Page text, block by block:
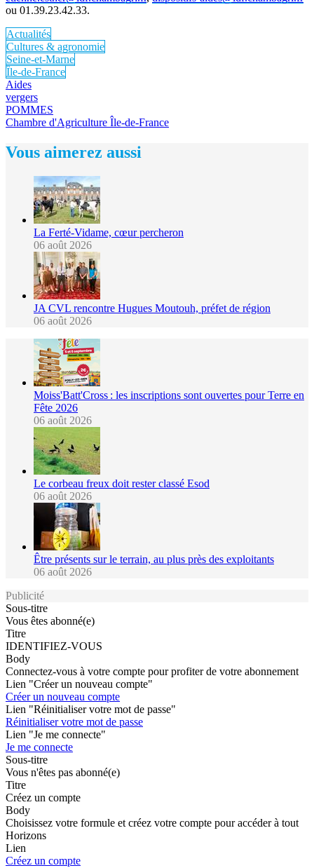
ou 01.39.23.42.33.
Actualités
Cultures & agronomie
Seine-et-Marne
Île-de-France
Aides
vergers
POMMES
Chambre d'Agriculture Île-de-France
Vous aimerez aussi
La Ferté-Vidame, cœur percheron
06 août 2026
JA CVL rencontre Hugues Moutouh, préfet de région
06 août 2026
Moiss'Batt'Cross : les inscriptions sont ouvertes pour Terre en
Fête 2026
06 août 2026
Le corbeau freux doit rester classé Esod
06 août 2026
Être présents sur le terrain, au plus près des exploitants
06 août 2026
Publicité
Sous-titre
Vous êtes abonné(e)
Titre
IDENTIFIEZ-VOUS
Body
Connectez-vous à votre compte pour profiter de votre abonnement
Lien "Créer un nouveau compte"
Créer un nouveau compte
Lien "Réinitialiser votre mot de passe"
Réinitialiser votre mot de passe
Lien "Je me connecte"
Je me connecte
Sous-titre
Vous n'êtes pas abonné(e)
Titre
Créez un compte
Body
Choisissez votre formule et créez votre compte pour accéder à tout
Horizons
Lien
Créez un compte